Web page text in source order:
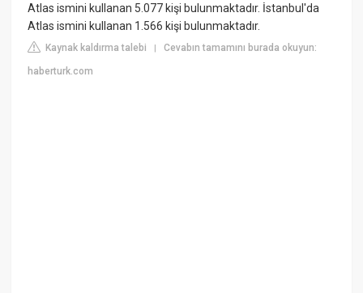
Atlas ismini kullanan 5.077 kişi bulunmaktadır. İstanbul'da
Atlas ismini kullanan 1.566 kişi bulunmaktadır.
Kaynak kaldırma talebi |Cevabın tamamını burada okuyun:
haberturk.com